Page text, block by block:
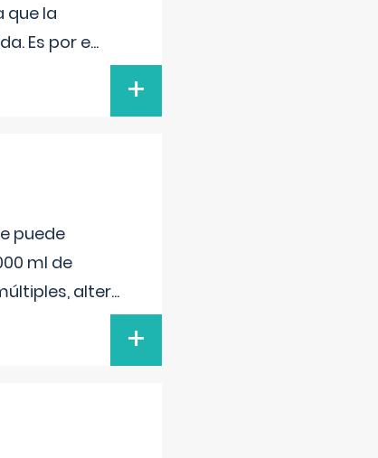
que la
Es por e...
+
puede
ml de
alter...
+